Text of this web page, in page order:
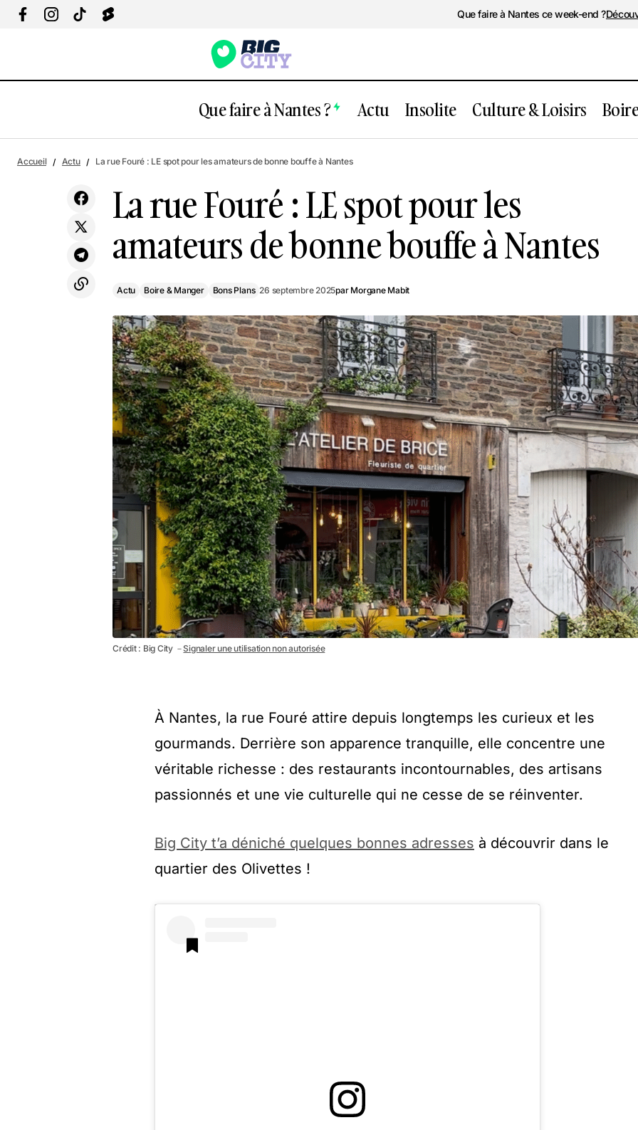
Que faire à Nantes ce week-end ?
Que faire à Nantes ? Actu Insolite Culture & Loisirs
Plus de 300 véhicules d'époque vont
défiler dans les rues de Nantes !
Actu
Boire & Manger
La rue Fouré : LE spot pour les
Accueil Actu La rue Fouré : LE spot pour les amateurs de bonne bouffe à Nantes
La rue Fouré : LE spot pour les
amateurs de bonne bouffe à Nantes
Actu Boire & Manger Bons Plans 26 septembre 2025par Morgane Mabit
Crédit : Big City －Signaler une utilisation non autorisée
À Nantes, la rue Fouré attire depuis longtemps les curieux et les
gourmands. Derrière son apparence tranquille, elle concentre une
véritable richesse : des restaurants incontournables, des artisans
passionnés et une vie culturelle qui ne cesse de se réinventer.
Big City t’a déniché quelques bonnes adresses à découvrir dans le
quartier des Olivettes !